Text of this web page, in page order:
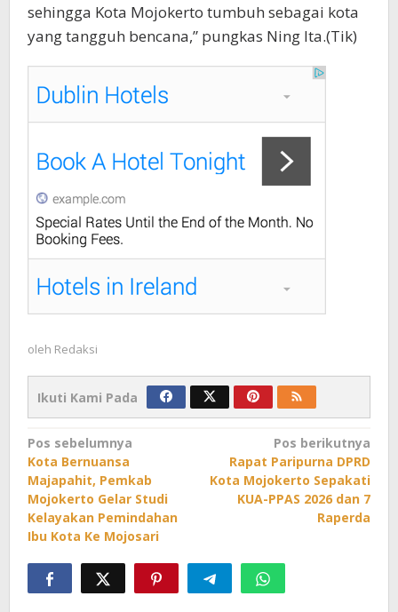
sehingga Kota Mojokerto tumbuh sebagai kota
yang tangguh bencana,” pungkas Ning Ita.(Tik)
oleh Redaksi
Ikuti Kami Pada
Navigasi
pos
Pos sebelumnya
Kota Bernuansa
Majapahit, Pemkab
Mojokerto Gelar Studi
Kelayakan Pemindahan
Ibu Kota Ke Mojosari
Pos berikutnya
Rapat Paripurna DPRD
Kota Mojokerto Sepakati
KUA-PPAS 2026 dan 7
Raperda